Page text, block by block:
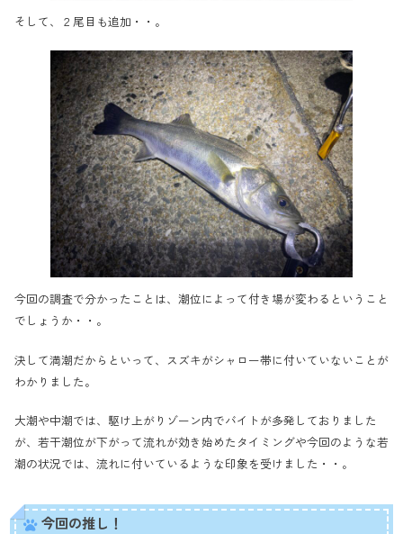
そして、２尾目も追加・・。
今回の調査で分かったことは、潮位によって付き場が変わるということ
でしょうか・・。
決して満潮だからといって、スズキがシャロー帯に付いていないことが
わかりました。
大潮や中潮では、駆け上がりゾーン内でバイトが多発しておりました
が、若干潮位が下がって流れが効き始めたタイミングや今回のような若
潮の状況では、流れに付いているような印象を受けました・・。
今回の推し！